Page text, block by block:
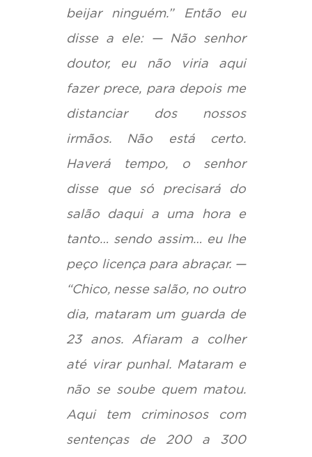
beijar ninguém.” Então eu
disse a ele: — Não senhor
doutor, eu não viria aqui
fazer prece, para depois me
distanciar dos nossos
irmãos. Não está certo.
Haverá tempo, o senhor
disse que só precisará do
salão daqui a uma hora e
tanto… sendo assim… eu lhe
peço licença para abraçar. —
“Chico, nesse salão, no outro
dia, mataram um guarda de
23 anos. Afiaram a colher
até virar punhal. Mataram e
não se soube quem matou.
Aqui tem criminosos com
sentenças de 200 a 300